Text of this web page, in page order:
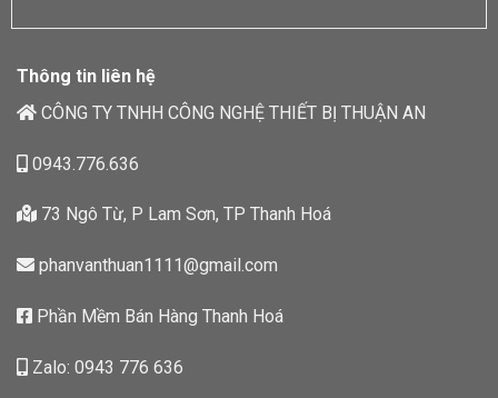
Thông tin liên hệ
CÔNG TY TNHH CÔNG NGHỆ THIẾT BỊ THUẬN AN
0943.776.636
73 Ngô Từ, P Lam Sơn, TP Thanh Hoá
phanvanthuan1111@gmail.com
Phần Mềm Bán Hàng Thanh Hoá
Zalo: 0943 776 636